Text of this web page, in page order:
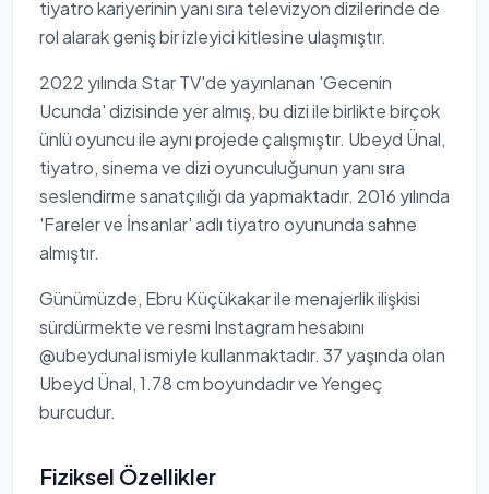
tiyatro kariyerinin yanı sıra televizyon dizilerinde de
rol alarak geniş bir izleyici kitlesine ulaşmıştır.
2022 yılında Star TV'de yayınlanan 'Gecenin
Ucunda' dizisinde yer almış, bu dizi ile birlikte birçok
ünlü oyuncu ile aynı projede çalışmıştır. Ubeyd Ünal,
tiyatro, sinema ve dizi oyunculuğunun yanı sıra
seslendirme sanatçılığı da yapmaktadır. 2016 yılında
'Fareler ve İnsanlar' adlı tiyatro oyununda sahne
almıştır.
Günümüzde, Ebru Küçükakar ile menajerlik ilişkisi
sürdürmekte ve resmi Instagram hesabını
@ubeydunal ismiyle kullanmaktadır. 37 yaşında olan
Ubeyd Ünal, 1.78 cm boyundadır ve Yengeç
burcudur.
Fiziksel Özellikler